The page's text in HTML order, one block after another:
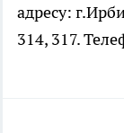
адресу:
314, 317.